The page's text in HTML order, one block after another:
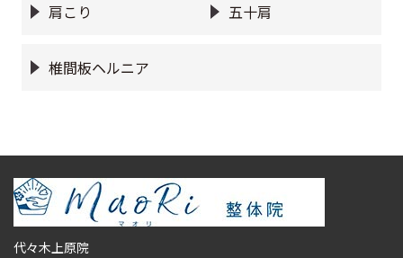
肩こり 五十肩
椎間板ヘルニア
代々木上原院